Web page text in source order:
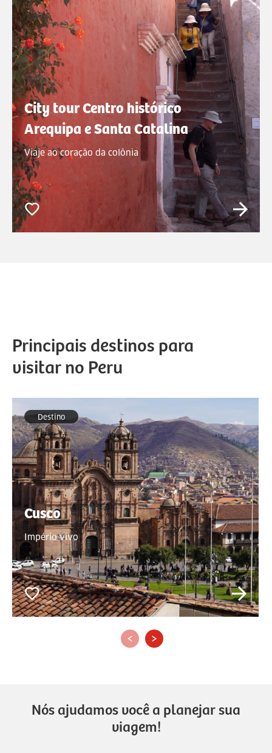
City tour Centro histórico
Arequipa e Santa Catalina
Viaje ao coração da colônia
Principais destinos para
visitar no Peru
Destino
Cusco
Império vivo
‹ ›
Nós ajudamos você a planejar sua
viagem!